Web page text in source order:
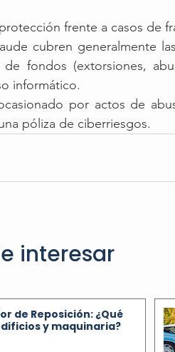
frente a casos de
cubren generalmente
de fondos (extorsiones,
informático.
por actos de
póliza de ciberriesgos.
interesar
de Reposición: ¿Qué
y maquinaria?